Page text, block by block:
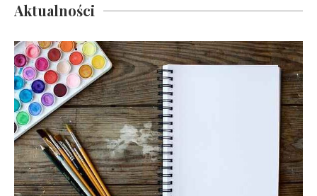
Aktualności